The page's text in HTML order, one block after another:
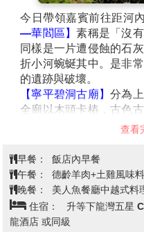
今日帶領嘉賓前往距河
—華閻區】素稱是「沒
同樣是一片遭侵蝕的石
折小河蜿蜒其中。是非
的遺跡與破壞。
【寧平碧洞古廟】分為
全廟以木頭卡樁，古色
上可遠眺田野與山脈連
萬劫春。陵含三谷水，
得故人』。
午餐享用風味獨特的午
【陸龍灣-長安湖景區
坐小鐵皮舟開始展開旅程
查看
早餐：
飯店內早餐
午餐：
德齡羊肉+土雞風味
晚餐：
美人魚餐廳中越式料
住宿：
升等下龍灣五星
龍酒店 或同級